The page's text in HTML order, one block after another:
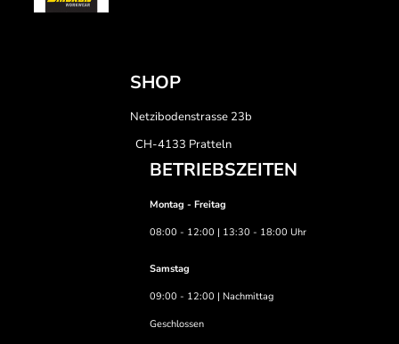
SHOP
Netzibodenstrasse 23b
CH-4133 Pratteln
BETRIEBSZEITEN
Montag - Freitag
08:00 - 12:00 | 13:30 - 18:00 Uhr
Samstag
09:00 - 12:00 | Nachmittag
Geschlossen